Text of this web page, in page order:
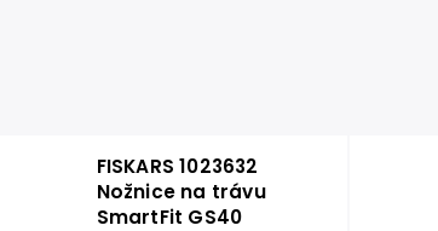
FISKARS 1023632
Nožnice na trávu
SmartFit GS40